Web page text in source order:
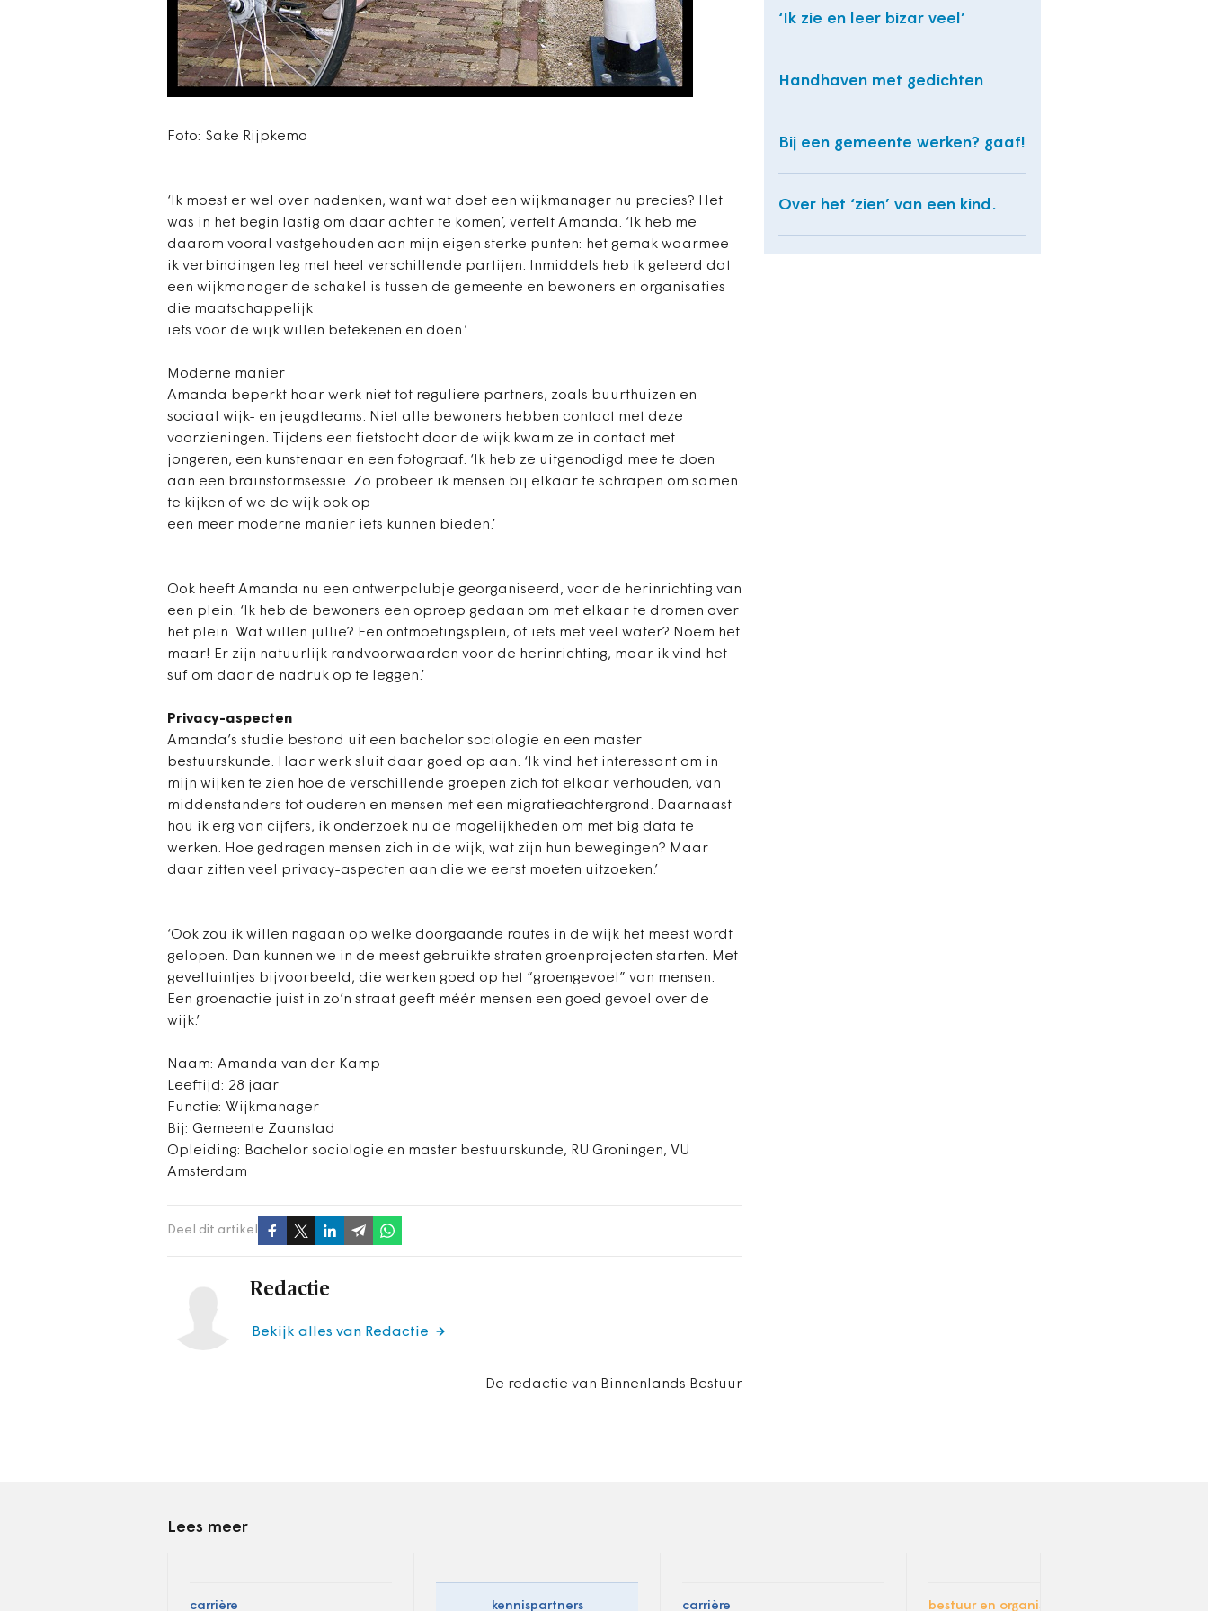
‘Ik zie en leer bizar veel’
Handhaven met gedichten
Bij een gemeente werken? gaaf!
Over het ‘zien’ van een kind.
Foto: Sake Rijpkema
‘Ik moest er wel over nadenken, want wat doet een wijkmanager nu precies? Het
was in het begin lastig om daar achter te komen’, vertelt Amanda. ‘Ik heb me
daarom vooral vastgehouden aan mijn eigen sterke punten: het gemak waarmee
ik verbindingen leg met heel verschillende partijen. Inmiddels heb ik geleerd dat
een wijkmanager de schakel is tussen de gemeente en bewoners en organisaties
die maatschappelijk
iets voor de wijk willen betekenen en doen.’
Moderne manier
Amanda beperkt haar werk niet tot reguliere partners, zoals buurthuizen en
sociaal wijk- en jeugdteams. Niet alle bewoners hebben contact met deze
voorzieningen. Tijdens een fietstocht door de wijk kwam ze in contact met
jongeren, een kunstenaar en een fotograaf. ‘Ik heb ze uitgenodigd mee te doen
aan een brainstormsessie. Zo probeer ik mensen bij elkaar te schrapen om samen
te kijken of we de wijk ook op
een meer moderne manier iets kunnen bieden.’
Ook heeft Amanda nu een ontwerpclubje georganiseerd, voor de herinrichting van
een plein. ‘Ik heb de bewoners een oproep gedaan om met elkaar te dromen over
het plein. Wat willen jullie? Een ontmoetingsplein, of iets met veel water? Noem het
maar! Er zijn natuurlijk randvoorwaarden voor de herinrichting, maar ik vind het
suf om daar de nadruk op te leggen.’
Privacy-aspecten
Amanda’s studie bestond uit een bachelor sociologie en een master
bestuurskunde. Haar werk sluit daar goed op aan. ‘Ik vind het interessant om in
mijn wijken te zien hoe de verschillende groepen zich tot elkaar verhouden, van
middenstanders tot ouderen en mensen met een migratieachtergrond. Daarnaast
hou ik erg van cijfers, ik onderzoek nu de mogelijkheden om met big data te
werken. Hoe gedragen mensen zich in de wijk, wat zijn hun bewegingen? Maar
daar zitten veel privacy-aspecten aan die we eerst moeten uitzoeken.’
‘Ook zou ik willen nagaan op welke doorgaande routes in de wijk het meest wordt
gelopen. Dan kunnen we in de meest gebruikte straten groenprojecten starten. Met
geveltuintjes bijvoorbeeld, die werken goed op het “groengevoel” van mensen.
Een groenactie juist in zo’n straat geeft méér mensen een goed gevoel over de
wijk.’
Naam: Amanda van der Kamp
Leeftijd: 28 jaar
Functie: Wijkmanager
Bij: Gemeente Zaanstad
Opleiding: Bachelor sociologie en master bestuurskunde, RU Groningen, VU
Amsterdam
Deel dit artikel
Redactie
De redactie van Binnenlands Bestuur
Bekijk alles van Redactie
Lees meer
carrière kennispartners carrière bestuur en organisatie